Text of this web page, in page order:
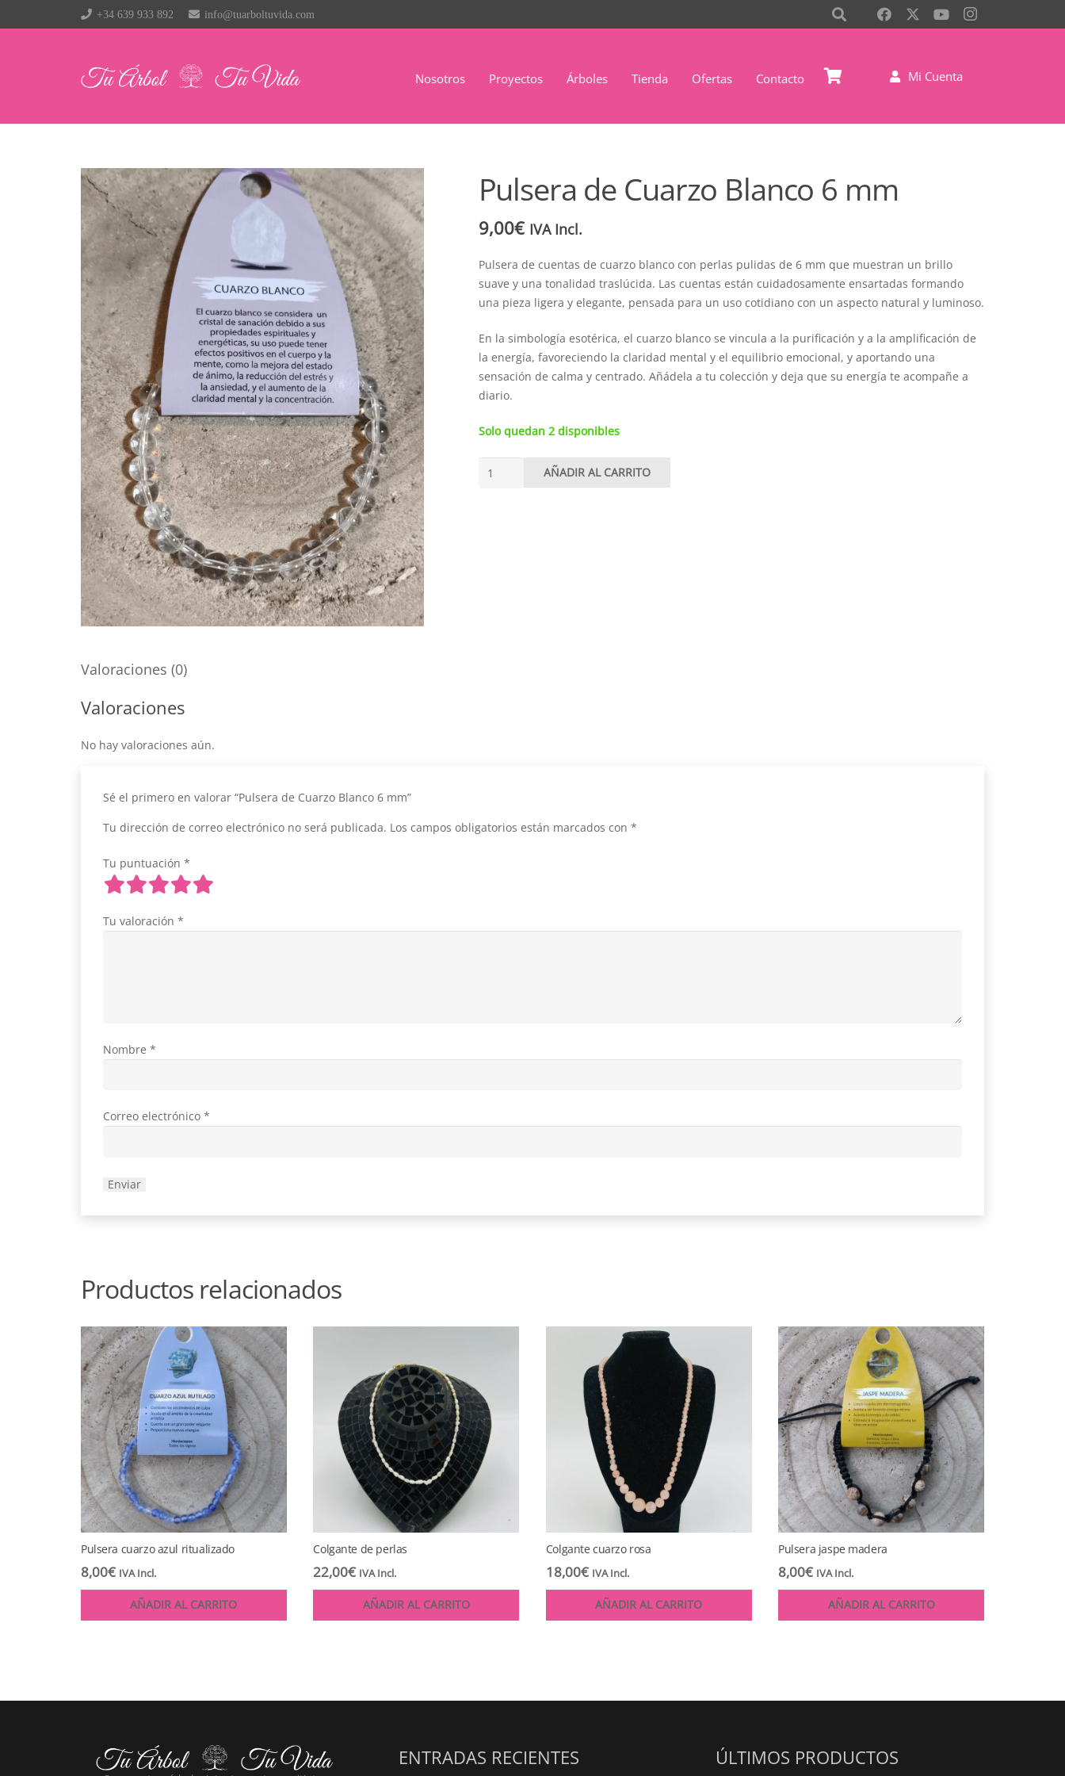
+34 639 933 892 info@tuarboltuvida.com
Nosotros Proyectos Árboles Tienda Ofertas Contacto Mi Cuenta
Pulsera de Cuarzo Blanco 6 mm
9,00€ IVA Incl.
Pulsera de cuentas de cuarzo blanco con perlas pulidas de 6 mm que muestran un brillo
suave y una tonalidad traslúcida. Las cuentas están cuidadosamente ensartadas formando
una pieza ligera y elegante, pensada para un uso cotidiano con un aspecto natural y luminoso.
En la simbología esotérica, el cuarzo blanco se vincula a la purificación y a la amplificación de
la energía, favoreciendo la claridad mental y el equilibrio emocional, y aportando una
sensación de calma y centrado. Añádela a tu colección y deja que su energía te acompañe a
diario.
Solo quedan 2 disponibles
AÑADIR AL CARRITO
Valoraciones (0)
Valoraciones
No hay valoraciones aún.
Sé el primero en valorar “Pulsera de Cuarzo Blanco 6 mm”
Tu dirección de correo electrónico no será publicada. Los campos obligatorios están marcados con *
Tu puntuación *
Tu valoración *
Nombre *
Correo electrónico *
Productos relacionados
Pulsera cuarzo azul ritualizado
8,00€ IVA Incl.
AÑADIR AL CARRITO
Colgante de perlas
22,00€ IVA Incl.
AÑADIR AL CARRITO
Colgante cuarzo rosa
18,00€ IVA Incl.
AÑADIR AL CARRITO
Pulsera jaspe madera
8,00€ IVA Incl.
AÑADIR AL CARRITO
ENTRADAS RECIENTES ÚLTIMOS PRODUCTOS